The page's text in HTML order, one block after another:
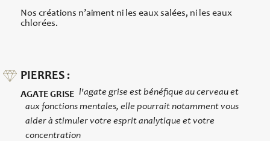
Nos créations n’aiment ni les eaux salées, ni les eaux
chlorées.
PIERRES :
AGATE GRISE l'agate grise est bénéfique au cerveau et
aux fonctions mentales, elle pourrait notamment vous
aider à stimuler votre esprit analytique et votre
concentration